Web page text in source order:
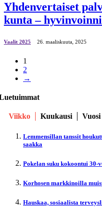
Yhdenvertaiset
kunta –
Vaalit 2025 26. maaliskuuta, 2025
1
2
→
Viikko Kuukausi Vuosi
Lemmensillan tanssit
saakka
Pokelan suku kokoontui 30-
Korhosen markkinoilla
Hauskaa, sosiaalista